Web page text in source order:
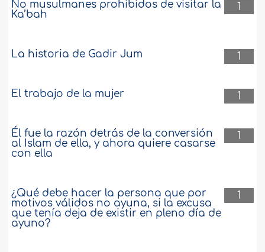
1
No musulmanes prohibidos de visitar la
Ka’bah
1
La historia de Gadir Jum
1
El trabajo de la mujer
1
Él fue la razón detrás de la conversión
al Islam de ella, y ahora quiere casarse
con ella
1
¿Qué debe hacer la persona que por
motivos válidos no ayuna, si la excusa
que tenía deja de existir en pleno día de
ayuno?